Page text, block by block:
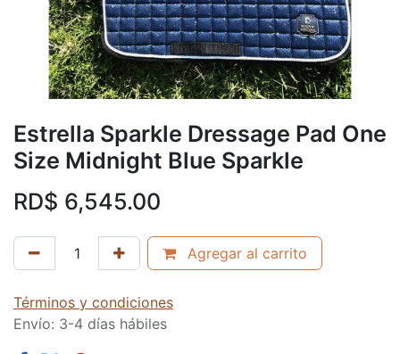
Estrella Sparkle Dressage Pad One
Size Midnight Blue Sparkle
RD$ 6,545.00
Agregar al carrito
Términos y condiciones
Envío: 3-4 días hábiles